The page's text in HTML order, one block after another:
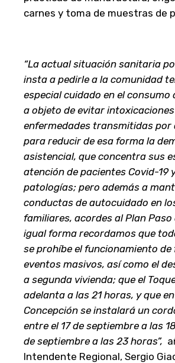
carnes y toma de muestras de
“La actual situación sanitaria
insta a pedirle a la comunidad
especial cuidado en el consumo
a objeto de evitar
enfermedades transmitidas por
para reducir de esa forma la
asistencial, que concentra sus
atención de pacientes Covid-19
patologías; pero además a
conductas de autocuidado en
familiares, acordes al Plan Paso
igual forma recordamos que
se prohíbe el funcionamiento de
eventos masivos, así como el
a segunda vivienda; que el
adelanta a las 21 horas, y que
Concepción se instalará un
entre el 17 de septiembre a las
de septiembre a las 23 horas”,
Intendente Regional, Sergio